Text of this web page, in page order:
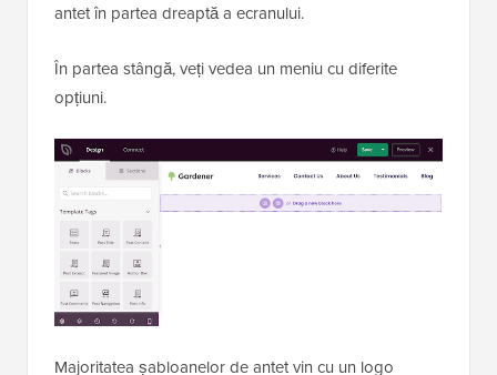
antet în partea dreaptă a ecranului.
În partea stângă, veți vedea un meniu cu diferite
opțiuni.
Majoritatea șabloanelor de antet vin cu un logo